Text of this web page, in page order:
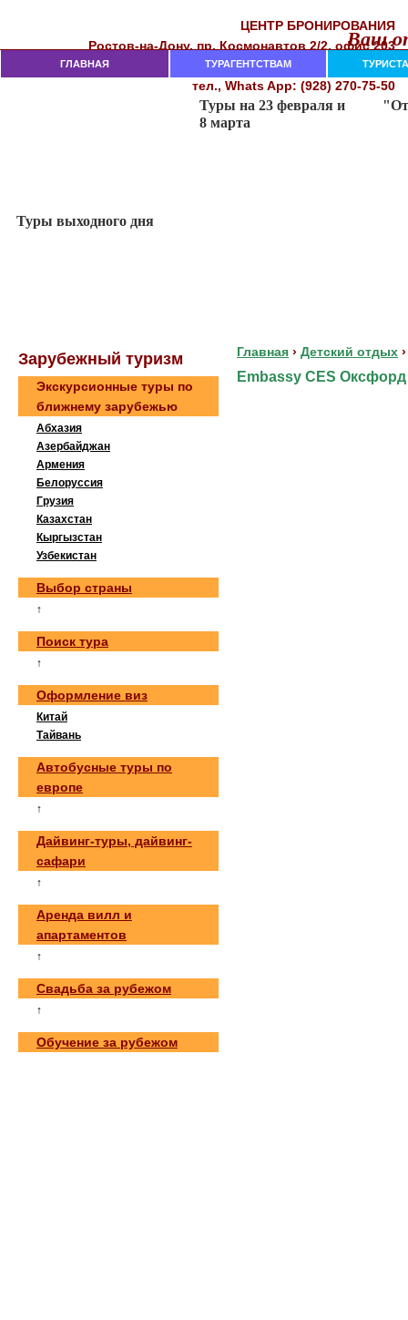
Ваш
ЦЕНТР БРОНИРОВАНИЯ
Рocтoв-нa-Дoнy, пр. Кocмoнaвтoв 2/2, oфиc 203
282-18-00, 282-18-02, 237-74-11
тел., Whats App: (928) 270-75-50
ГЛАВНАЯ ТУРАГЕНТСТВАМ
Главная › Детский отдых ›
Embassy CES
Зaрубeжный туризм
Экскурсионные туры по
ближнему зарубежью
Абхазия
Азербайджан
Армения
Белоруссия
Грузия
Казахстан
Кыргызстан
Узбекистан
Выбор страны
↑
Поиск тура
↑
Оформление виз
Китай
Тайвань
Автобусные туры по
европе
↑
Дайвинг-туры, дайвинг-
сафари
↑
Аренда вилл и
апартаментов
↑
Свадьба за рубежом
↑
Обучение за рубежом